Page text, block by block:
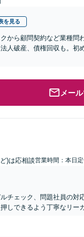
を見る
から顧問契約など業種問
人破産、債権回収も。初
メー
)は応相談営業時間：本日定
チェック、問題社員の対
しできるよう丁寧なリー